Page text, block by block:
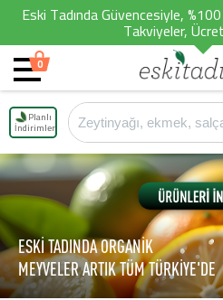
Eski Tadında Güvencesiyle,
Takviyeler,
0
Planlı
İndirimler
ESKİ TADINDA ORGANİK
MEYVELER ARTIK TÜM TÜRKİYE'DE